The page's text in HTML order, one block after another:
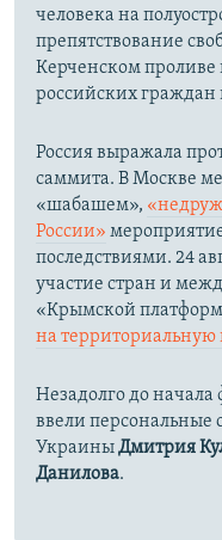
человека на
препятствование
Керченском проливе
российских
Россия выражала
саммита. В Москве
«шабашем»,
России»
последствиями. 24
участие стран и
«Крымской
на территориальную
Незадолго до начала
ввели
УкраиныДмитрия
Данилова.